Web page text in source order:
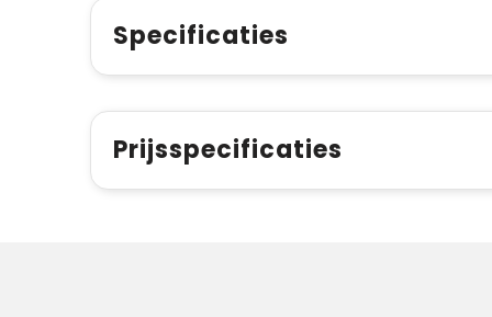
Specificaties
Prijsspecificaties